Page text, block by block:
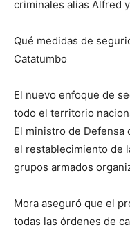
criminales alias Alfred
Qué medidas de
Catatumbo
El nuevo enfoque de
todo el territorio
El ministro de Defensa
el restablecimiento de
grupos armados
Mora aseguró que el
todas las órdenes de